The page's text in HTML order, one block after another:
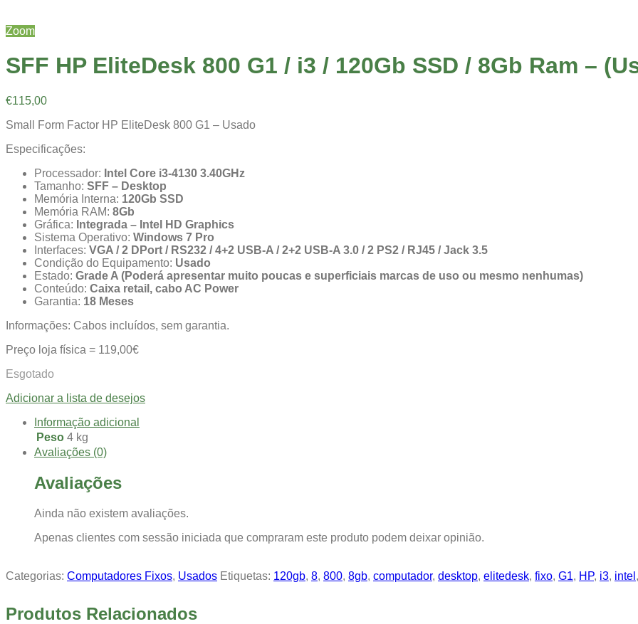
Zoom
SFF HP EliteDesk 800 G1 / i3 / 120Gb SSD / 8Gb Ram –
€115,00
Small Form Factor HP EliteDesk 800 G1 – Usado
Especificações:
Processador: Intel Core i3-4130 3.40GHz
Tamanho: SFF – Desktop
Memória Interna: 120Gb SSD
Memória RAM: 8Gb
Gráfica: Integrada – Intel HD Graphics
Sistema Operativo: Windows 7 Pro
Interfaces: VGA / 2 DPort / RS232 / 4+2 USB-A / 2+2 USB-A 3.0 / 2 PS2 / RJ45 / Jack 3.5
Condição do Equipamento: Usado
Estado: Grade A (Poderá apresentar muito poucas e superficiais marcas de uso ou mesmo nenhumas)
Conteúdo: Caixa retail, cabo AC Power
Garantia: 18 Meses
Informações: Cabos incluídos, sem garantia.
Preço loja física = 119,00€
Esgotado
Adicionar a lista de desejos
Informação adicional
Peso 4 kg
Avaliações (0)
Avaliações
Ainda não existem avaliações.
Apenas clientes com sessão iniciada que compraram este produto podem deixar opinião.
Categorias: Computadores Fixos, Usados Etiquetas: 120gb, 8, 800, 8gb, computador, desktop, elitedesk, fixo, G1, HP, i3, intel ,
Produtos Relacionados